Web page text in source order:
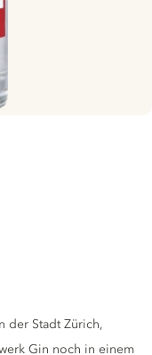
der Stadt Zürich,
Gin noch in einem